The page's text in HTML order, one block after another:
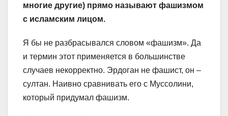
многие другие) прямо называют фашизмом
с исламским лицом.
Я бы не разбрасывался словом «фашизм». Да
и термин этот применяется в большинстве
случаев некорректно. Эрдоган не фашист, он –
султан. Наивно сравнивать его с Муссолини,
который придумал фашизм.